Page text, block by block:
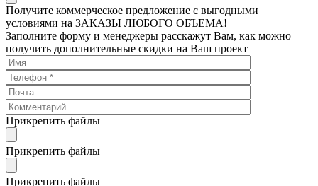
Получите коммерческое предложение с выгодными
условиями на ЗАКАЗЫ ЛЮБОГО ОБЪЕМА!
Заполните форму и менеджеры расскажут Вам, как можно
получить дополнительные скидки на Ваш проект
Прикрепить файлы
Прикрепить файлы
Прикрепить файлы